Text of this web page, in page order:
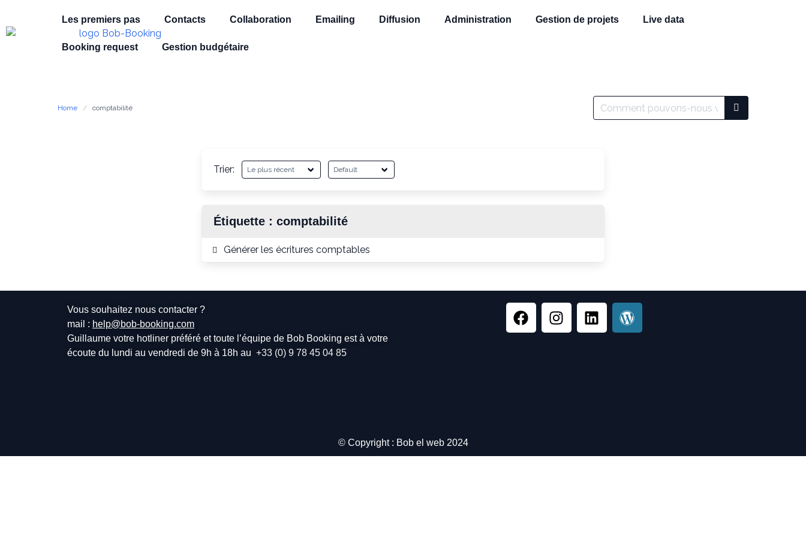
Les premiers pas Contacts Collaboration Emailing Diffusion Administration Gestion de projets Live data
Booking request Gestion budgétaire
Home comptabilité
Trier:
Étiquette : comptabilité
Générer les écritures comptables
Vous souhaitez nous contacter ?
mail : help@bob-booking.com
Guillaume votre hotliner préféré et toute l’équipe de Bob Booking est à votre
écoute du lundi au vendredi de 9h à 18h au +33 (0) 9 78 45 04 85
© Copyright : Bob el web 2024